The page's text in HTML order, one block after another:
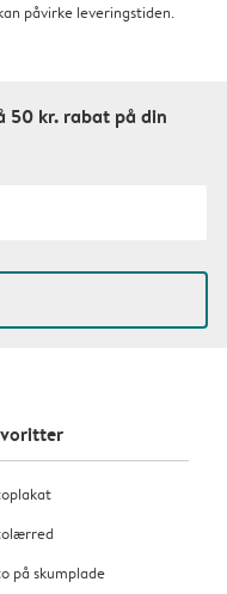
påvirke leveringstiden.
50 kr. rabat på din
på skumplade